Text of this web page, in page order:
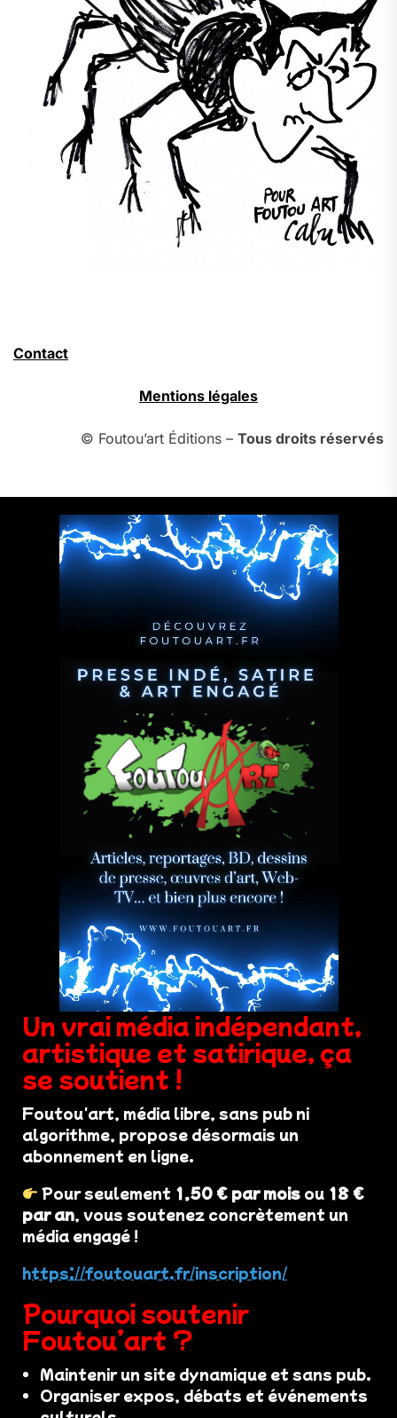
Contact
Mentions légales
© Foutou’art Éditions – Tous droits réservés
Un vrai média indépendant,
artistique et satirique, ça
se soutient !
Foutou'art, média libre, sans pub ni
algorithme, propose désormais un
abonnement en ligne.
Pour seulement 1,50 € par mois ou 18 €
par an, vous soutenez concrètement un
média engagé !
https://foutouart.fr/inscription/
Pourquoi soutenir
Foutou’art ?
Maintenir un site dynamique et sans pub.
Organiser expos, débats et événements